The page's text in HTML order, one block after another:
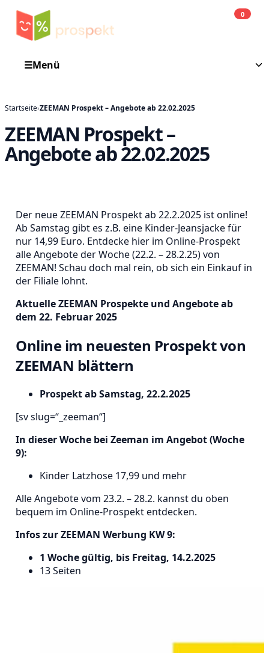
0
☰Menü
Startseite›ZEEMAN Prospekt – Angebote ab 22.02.2025
ZEEMAN Prospekt –
Angebote ab 22.02.2025
Der neue ZEEMAN Prospekt ab 22.2.2025 ist online!
Ab Samstag gibt es z.B. eine Kinder-Jeansjacke für
nur 14,99 Euro. Entdecke hier im Online-Prospekt
alle Angebote der Woche (22.2. – 28.2.25) von
ZEEMAN! Schau doch mal rein, ob sich ein Einkauf in
der Filiale lohnt.
Aktuelle ZEEMAN Prospekte und Angebote ab
dem 22. Februar 2025
Online im neuesten Prospekt von
ZEEMAN blättern
Prospekt ab Samstag, 22.2.2025
[sv slug=“_zeeman“]
In dieser Woche bei Zeeman im Angebot (Woche
9):
Kinder Latzhose 17,99 und mehr
Alle Angebote vom 23.2. – 28.2. kannst du oben
bequem im Online-Prospekt entdecken.
Infos zur ZEEMAN Werbung KW 9:
1 Woche gültig, bis Freitag, 14.2.2025
13 Seiten